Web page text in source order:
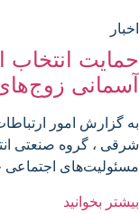
اخبار
حمایت انتخاب
آسمانی
به گزارش امور
شرقی ، گروه صنعتی
مسئولیت‌های اجتماعی
بیشتر بخوانید